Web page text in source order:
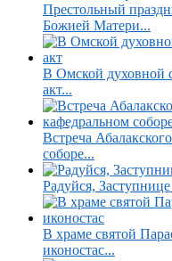
Престольный
Божией Матери...
В Омской духовной
акт...
Встреча
соборе...
Радуйся,
В храме святой
иконостас...